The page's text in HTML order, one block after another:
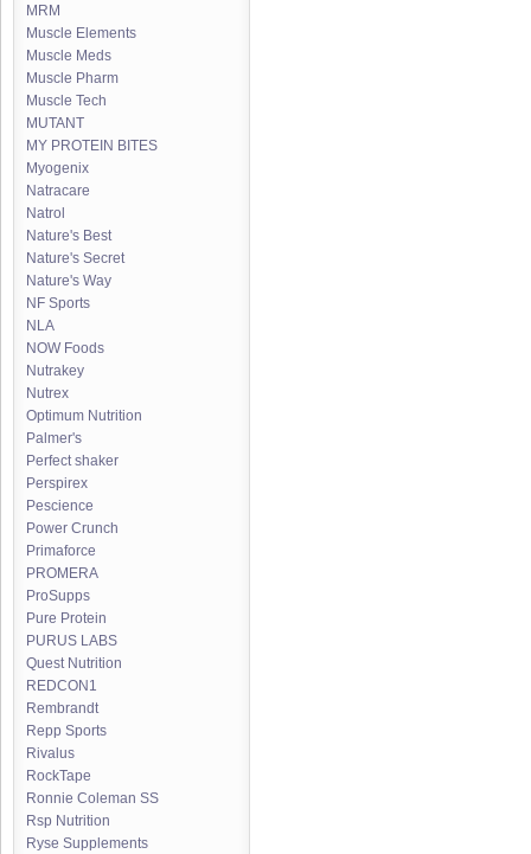
MRM
Muscle Elements
Muscle Meds
Muscle Pharm
Muscle Tech
MUTANT
MY PROTEIN BITES
Myogenix
Natracare
Natrol
Nature's Best
Nature's Secret
Nature's Way
NF Sports
NLA
NOW Foods
Nutrakey
Nutrex
Optimum Nutrition
Palmer's
Perfect shaker
Perspirex
Pescience
Power Crunch
Primaforce
PROMERA
ProSupps
Pure Protein
PURUS LABS
Quest Nutrition
REDCON1
Rembrandt
Repp Sports
Rivalus
RockTape
Ronnie Coleman SS
Rsp Nutrition
Ryse Supplements